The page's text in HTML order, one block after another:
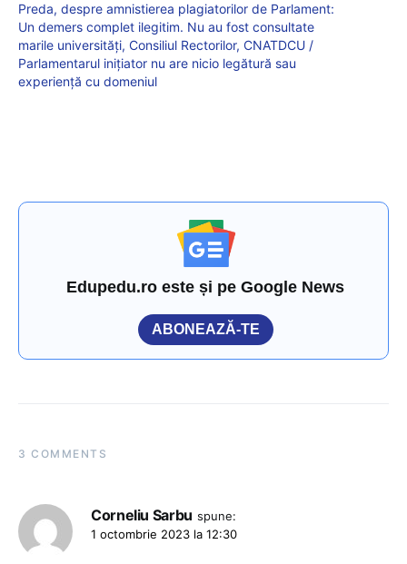
Preda, despre amnistierea plagiatorilor de Parlament:
Un demers complet ilegitim. Nu au fost consultate
marile universități, Consiliul Rectorilor, CNATDCU /
Parlamentarul inițiator nu are nicio legătură sau
experiență cu domeniul
Edupedu.ro este și pe Google News
ABONEAZĂ-TE
3 COMMENTS
Corneliu Sarbu spune:
1 octombrie 2023 la 12:30